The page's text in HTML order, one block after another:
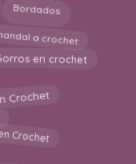
Bordados
a crochet
en crochet
Crochet
Crochet